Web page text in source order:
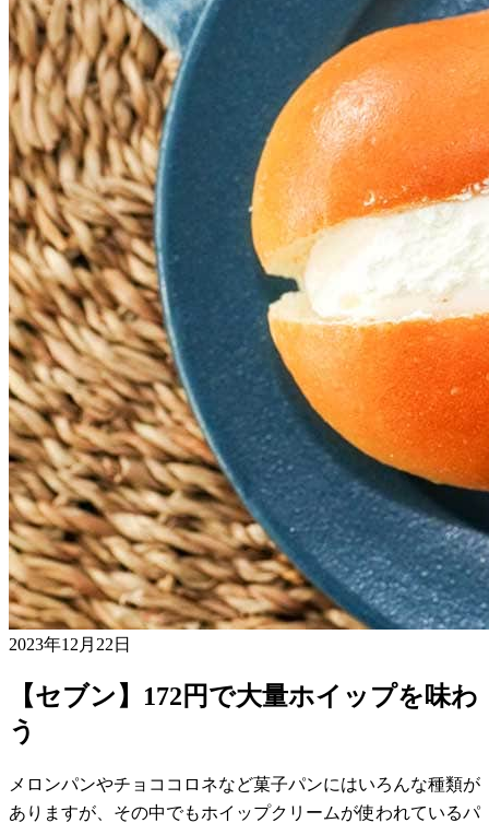
2023年12月22日
【セブン】172円で大量ホイップを味わ
う
メロンパンやチョココロネなど菓子パンにはいろんな種類が
ありますが、その中でもホイップクリームが使われているパ